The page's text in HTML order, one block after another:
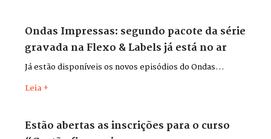
Ondas Impressas: segundo pacote da série
gravada na Flexo & Labels já está no ar
Já estão disponíveis os novos episódios do Ondas
Pack 2026, que aconteceu entre os dias 26 e 29 de maio,
Leia +
Estão abertas as inscrições para o curso